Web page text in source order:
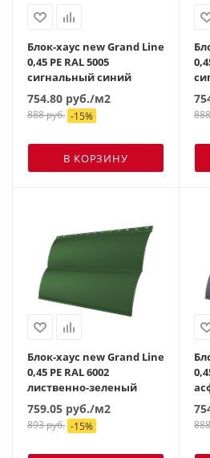
Блок-хаус new Grand Line
0,45 PE RAL 5005
сигнальный синий
754.80 руб./м2
888руб. -15%
В КОРЗИНУ
888
Блок-хаус new Grand Line
0,45 PE RAL 6002
лиственно-зеленый
759.05 руб./м2
893руб. -15% 888